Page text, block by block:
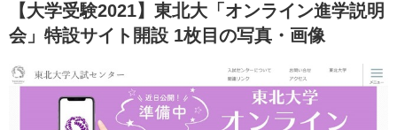
【大学受験2021】東北大「オンライン進学説明
会」特設サイト開設 1枚目の写真・画像